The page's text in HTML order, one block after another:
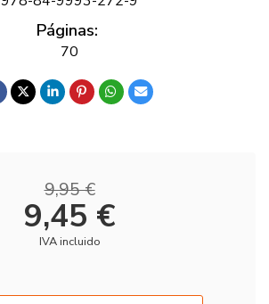
Páginas:
70
9,95 €
9,45 €
IVA incluido